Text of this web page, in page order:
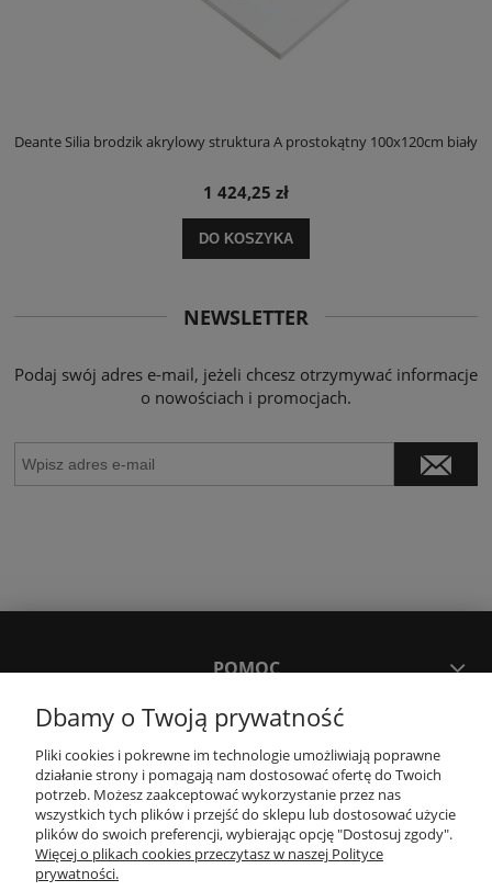
Deante Silia brodzik akrylowy struktura A prostokątny 100x120cm biały
1 424,25 zł
DO KOSZYKA
NEWSLETTER
Podaj swój adres e-mail, jeżeli chcesz otrzymywać informacje
o nowościach i promocjach.
POMOC
MOJE KONTO
PŁATNOŚCI I DOSTAWA
KONTAKT
Dbamy o Twoją prywatność
Pliki cookies i pokrewne im technologie umożliwiają poprawne
działanie strony i pomagają nam dostosować ofertę do Twoich
potrzeb. Możesz zaakceptować wykorzystanie przez nas
wszystkich tych plików i przejść do sklepu lub dostosować użycie
plików do swoich preferencji, wybierając opcję "Dostosuj zgody".
Więcej o plikach cookies przeczytasz w naszej Polityce
prywatności.